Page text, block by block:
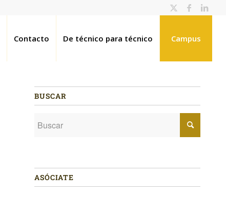
Contacto De técnico para técnico Campus
BUSCAR
ASÓCIATE